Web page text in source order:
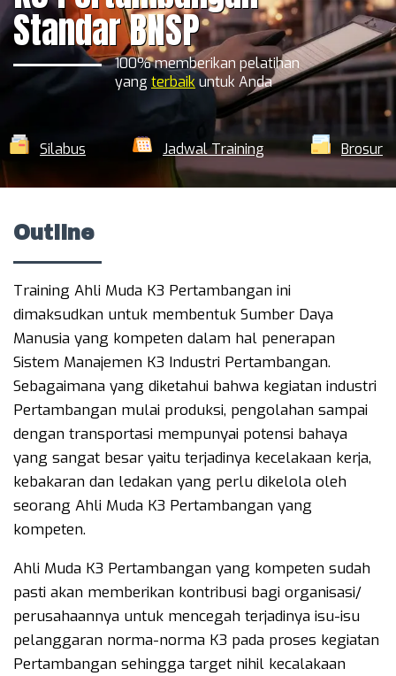
Daftar Training Lengkap
Standar BNSP
100% memberikan pelatihan
yang terbaikuntuk Anda
Silabus Jadwal Training Brosur
Outline
Training Ahli Muda K3 Pertambangan ini
dimaksudkan untuk membentuk Sumber Daya
Manusia yang kompeten dalam hal penerapan
Sistem Manajemen K3 Industri Pertambangan.
Sebagaimana yang diketahui bahwa kegiatan industri
Pertambangan mulai produksi, pengolahan sampai
dengan transportasi mempunyai potensi bahaya
yang sangat besar yaitu terjadinya kecelakaan kerja,
kebakaran dan ledakan yang perlu dikelola oleh
seorang Ahli Muda K3 Pertambangan yang
kompeten.
Ahli Muda K3 Pertambangan yang kompeten sudah
pasti akan memberikan kontribusi bagi organisasi/
perusahaannya untuk mencegah terjadinya isu-isu
pelanggaran norma-norma K3 pada proses kegiatan
Pertambangan sehingga target nihil kecalakaan